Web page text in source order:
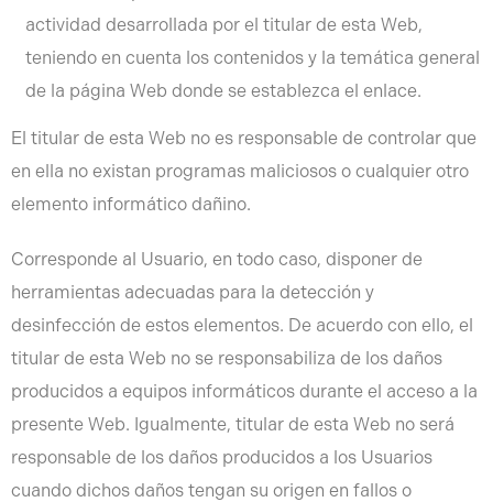
actividad desarrollada por el titular de esta Web,
teniendo en cuenta los contenidos y la temática general
de la página Web donde se establezca el enlace.
El titular de esta Web no es responsable de controlar que
en ella no existan programas maliciosos o cualquier otro
elemento informático dañino.
Corresponde al Usuario, en todo caso, disponer de
herramientas adecuadas para la detección y
desinfección de estos elementos. De acuerdo con ello, el
titular de esta Web no se responsabiliza de los daños
producidos a equipos informáticos durante el acceso a la
presente Web. Igualmente, titular de esta Web no será
responsable de los daños producidos a los Usuarios
cuando dichos daños tengan su origen en fallos o